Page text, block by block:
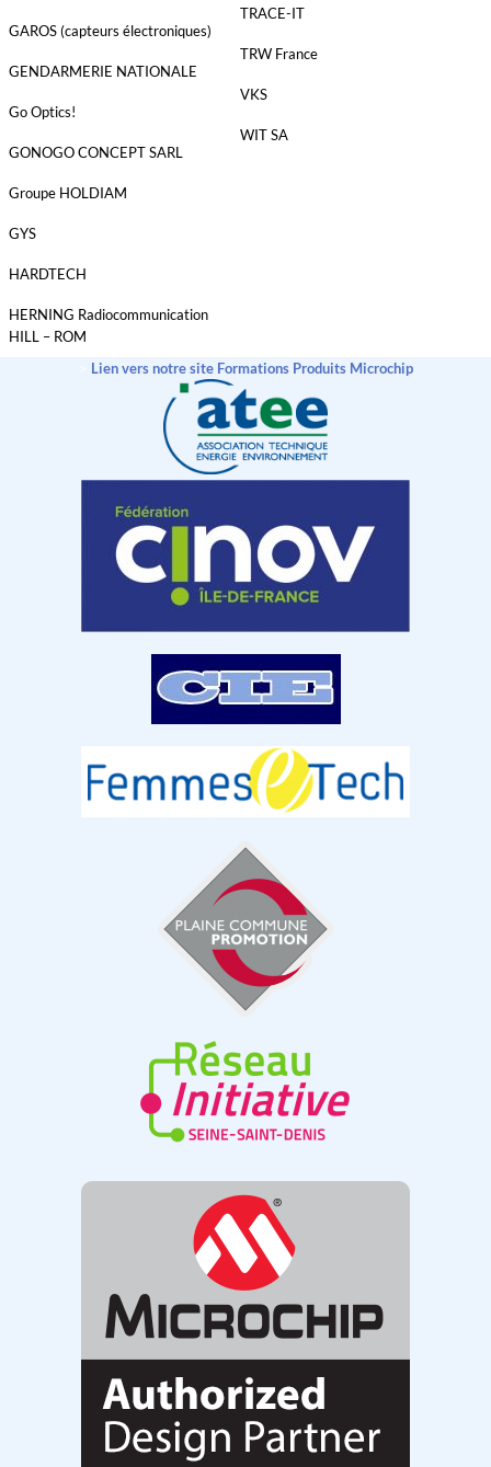
GAROS (capteurs électroniques)
GENDARMERIE NATIONALE
Go Optics!
GONOGO CONCEPT SARL
Groupe HOLDIAM
GYS
HARDTECH
HERNING Radiocommunication
HILL – ROM
TRACE-IT
TRW France
VKS
WIT SA
Lien vers notre site Formations Produits Microchip